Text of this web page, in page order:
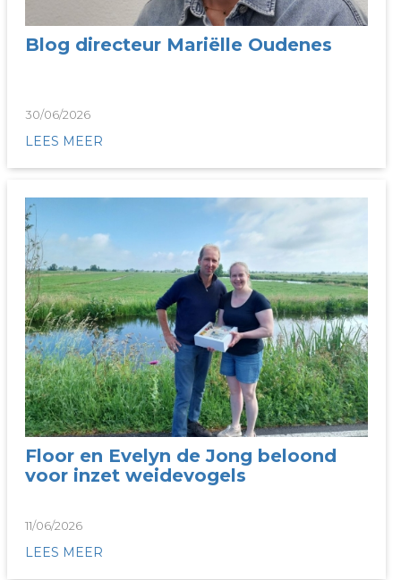
Blog directeur Mariëlle Oudenes
30/06/2026
LEES MEER
Floor en Evelyn de Jong beloond
voor inzet weidevogels
11/06/2026
LEES MEER